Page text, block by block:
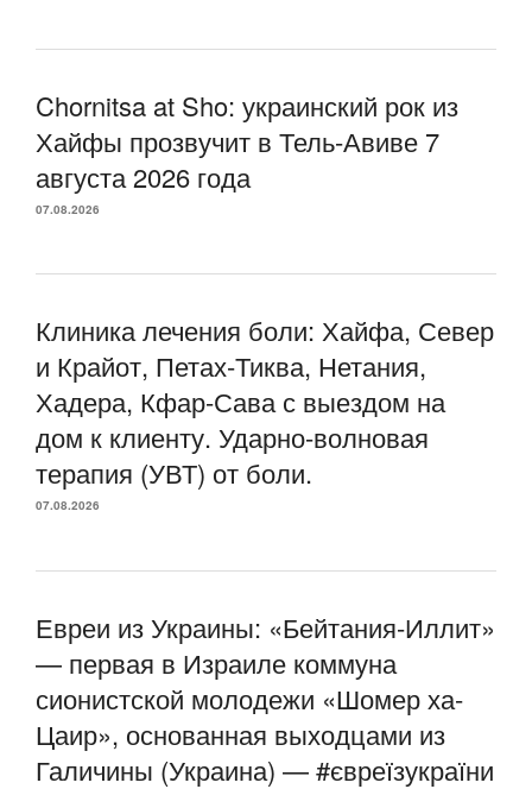
Chornitsa at Sho: украинский рок из
Хайфы прозвучит в Тель-Авиве 7
августа 2026 года
07.08.2026
Клиника лечения боли: Хайфа, Север
и Крайот, Петах-Тиква, Нетания,
Хадера, Кфар-Сава с выездом на
дом к клиенту. Ударно-волновая
терапия (УВТ) от боли.
07.08.2026
Евреи из Украины: «Бейтания-Иллит»
— первая в Израиле коммуна
сионистской молодежи «Шомер ха-
Цаир», основанная выходцами из
Галичины (Украина) — #євреїзукраїни